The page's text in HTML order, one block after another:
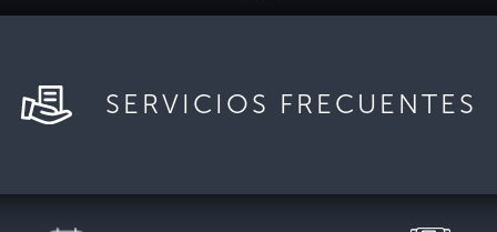
SERVICIOS FRECUENTES